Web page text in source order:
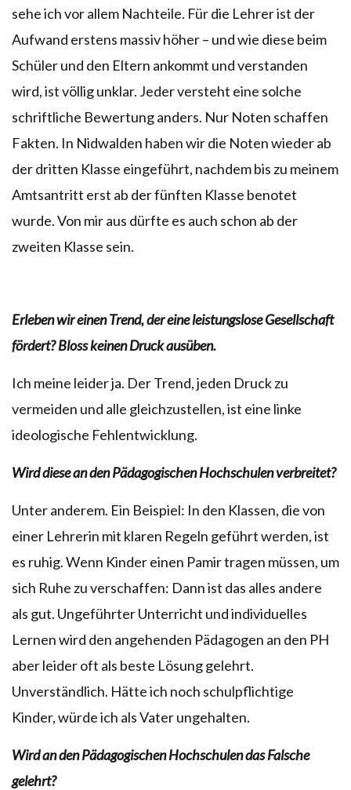
sehe ich vor allem Nachteile. Für die Lehrer ist der
Aufwand erstens massiv höher – und wie diese beim
Schüler und den Eltern ankommt und verstanden
wird, ist völlig unklar. Jeder versteht eine solche
schriftliche Bewertung anders. Nur Noten schaffen
Fakten. In Nidwalden haben wir die Noten wieder ab
der dritten Klasse eingeführt, nachdem bis zu meinem
Amtsantritt erst ab der fünften Klasse benotet
wurde. Von mir aus dürfte es auch schon ab der
zweiten Klasse sein.
Erleben wir einen Trend, der eine leistungslose Gesellschaft
fördert? Bloss keinen Druck ausüben.
Ich meine leider ja. Der Trend, jeden Druck zu
vermeiden und alle gleichzustellen, ist eine linke
ideologische Fehlentwicklung.
Wird diese an den Pädagogischen Hochschulen verbreitet?
Unter anderem. Ein Beispiel: In den Klassen, die von
einer Lehrerin mit klaren Regeln geführt werden, ist
es ruhig. Wenn Kinder einen Pamir tragen müssen, um
sich Ruhe zu verschaffen: Dann ist das alles andere
als gut. Ungeführter Unterricht und individuelles
Lernen wird den angehenden Pädagogen an den PH
aber leider oft als beste Lösung gelehrt.
Unverständlich. Hätte ich noch schulpflichtige
Kinder, würde ich als Vater ungehalten.
Wird an den Pädagogischen Hochschulen das Falsche
gelehrt?